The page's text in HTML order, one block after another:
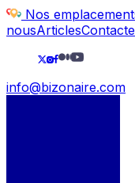
Nos
nousArticles
info@bizonaire.com